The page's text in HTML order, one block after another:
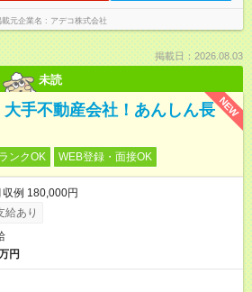
載元企業名 アデコ株式会社
掲載日：2026.08.03
未読
NEW
大手不動産会社！あんしん長
ンクOK WEB登録・面接OK
例 180,000円
給あり
円